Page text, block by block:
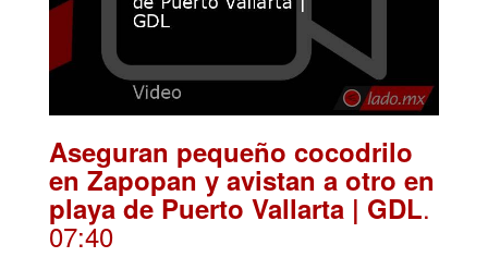
Aseguran pequeño cocodrilo
en Zapopan y avistan a otro en
playa de Puerto Vallarta | GDL.
07:40